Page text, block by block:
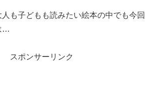
も子どもも読みたい絵本の中でも今回
…
スポンサーリンク